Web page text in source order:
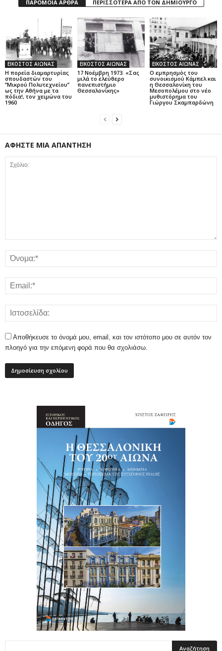
ΠΑΡΟΜΟΙΑ ΑΡΘΡΑ ΠΕΡΙΣΣΟΤΕΡΑ ΑΠΟ ΤΟΝ ΔΗΜΙΟΥΡΓΟ
ΕΙΚΟΣΤΟΣ ΑΙΩΝΑΣ
Η πορεία διαμαρτυρίας
σπουδαστών του
‘’Μικρού Πολυτεχνείου’’
ως την Αθήνα με τα
πόδια!, τον χειμώνα του
1960
ΕΙΚΟΣΤΟΣ ΑΙΩΝΑΣ
17 Νοέμβρη 1973. «Σας
μιλά το ελεύθερο
πανεπιστήμιο
Θεσσαλονίκης»
ΕΙΚΟΣΤΟΣ ΑΙΩΝΑΣ
Ο εμπρησμός του
συνοικισμού Κάμπελ και
η Θεσσαλονίκη του
Μεσοπολέμου στο νέο
μυθιστόρημα του
Γιώργου Σκαμπαρδώνη
ΑΦΗΣΤΕ ΜΙΑ ΑΠΑΝΤΗΣΗ
Αποθήκευσε το όνομά μου, email, και τον ιστότοπο μου σε αυτόν τον
πλοηγό για την επόμενη φορά που θα σχολιάσω.